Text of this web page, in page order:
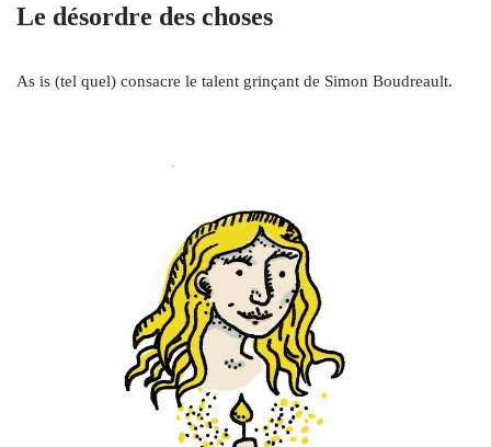
Le désordre des choses
As is (tel quel) consacre le talent grinçant de Simon Boudreault.